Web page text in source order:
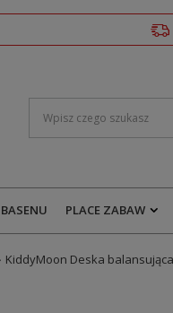
PLACE ZABAW
KiddyMoon Deska